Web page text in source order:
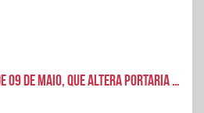
Portaria n.º 133/2019 de 09 de maio, que altera Portaria n.º 152/2016, de 25 de maio